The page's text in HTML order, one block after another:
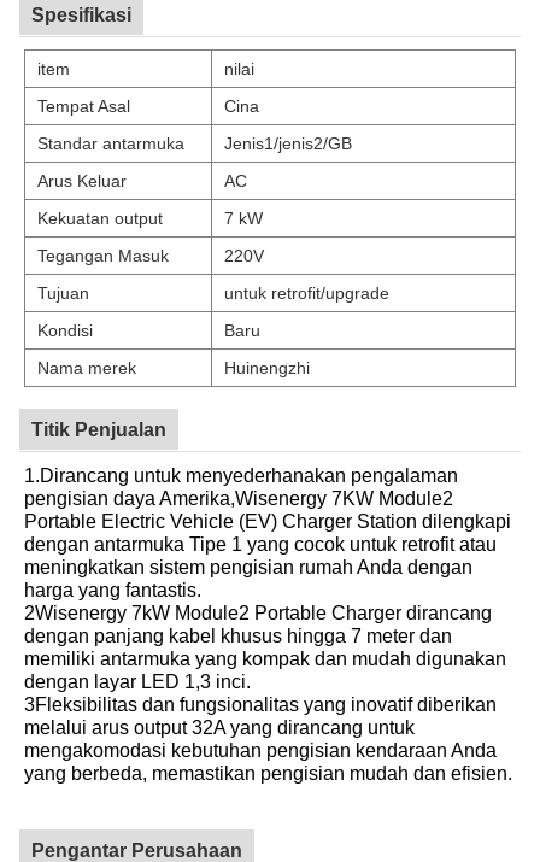
Spesifikasi
item
nilai
Tempat Asal
Cina
Standar antarmuka
Jenis1/jenis2/GB
Arus Keluar
AC
Kekuatan output
7 kW
Tegangan Masuk
220V
Tujuan
untuk retrofit/upgrade
Kondisi
Baru
Nama merek
Huinengzhi
Titik Penjualan
1.Dirancang untuk menyederhanakan pengalaman
pengisian daya Amerika,Wisenergy 7KW Module2
Portable Electric Vehicle (EV) Charger Station dilengkapi
dengan antarmuka Tipe 1 yang cocok untuk retrofit atau
meningkatkan sistem pengisian rumah Anda dengan
harga yang fantastis.
2Wisenergy 7kW Module2 Portable Charger dirancang
dengan panjang kabel khusus hingga 7 meter dan
memiliki antarmuka yang kompak dan mudah digunakan
dengan layar LED 1,3 inci.
3Fleksibilitas dan fungsionalitas yang inovatif diberikan
melalui arus output 32A yang dirancang untuk
mengakomodasi kebutuhan pengisian kendaraan Anda
yang berbeda, memastikan pengisian mudah dan efisien.
Pengantar Perusahaan